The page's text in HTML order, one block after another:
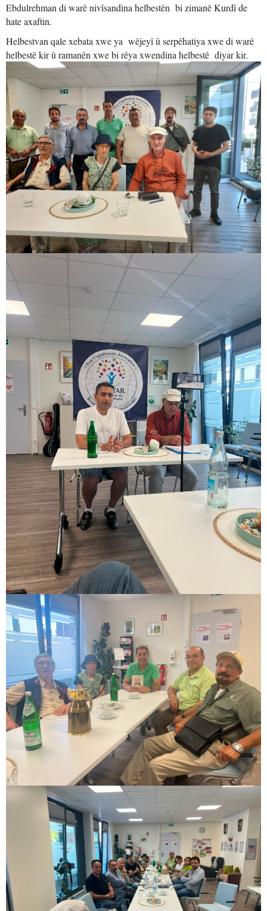
Ebdulrehman di warê nivîsandina helbestên bi zimanê Kurdî de
hate axaftin.
Helbestvan qale xebata xwe ya wêjeyî û serpêhatiya xwe di warê
helbestê kir û ramanên xwe bi rêya xwendina helbestê diyar kir.